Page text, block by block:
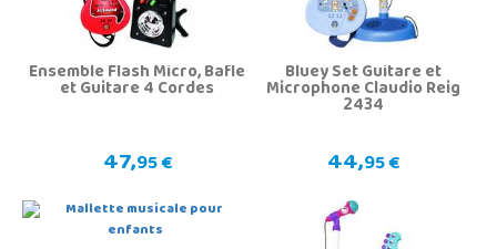
Ensemble Flash Micro, Bafle
et Guitare 4 Cordes
47,95 €
Bluey Set Guitare et
Microphone Claudio Reig
2434
44,95 €